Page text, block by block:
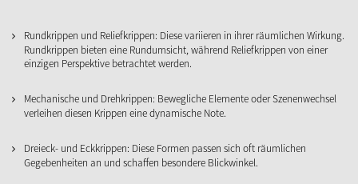
Rundkrippen und Reliefkrippen: Diese variieren in ihrer räumlichen Wirkung.
Rundkrippen bieten eine Rundumsicht, während Reliefkrippen von einer
einzigen Perspektive betrachtet werden.
Mechanische und Drehkrippen: Bewegliche Elemente oder Szenenwechsel
verleihen diesen Krippen eine dynamische Note.
Dreieck- und Eckkrippen: Diese Formen passen sich oft räumlichen
Gegebenheiten an und schaffen besondere Blickwinkel.